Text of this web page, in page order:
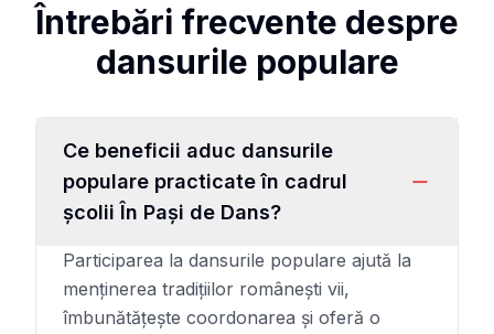
Întrebări frecvente despre
dansurile populare
Ce beneficii aduc dansurile
populare practicate în cadrul
școlii În Pași de Dans?
Participarea la dansurile populare ajută la
menținerea tradițiilor românești vii,
îmbunătățește coordonarea și oferă o